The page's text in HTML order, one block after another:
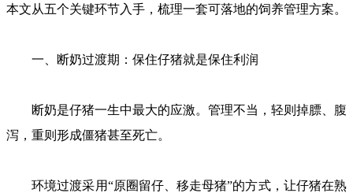
本文从五个关键环节入手，梳理一套可落地的饲养管理方案。
一、断奶过渡期：保住仔猪就是保住利润
断奶是仔猪一生中最大的应激。管理不当，轻则掉膘、腹
泻，重则形成僵猪甚至死亡。
环境过渡采用“原圈留仔、移走母猪”的方式，让仔猪在熟